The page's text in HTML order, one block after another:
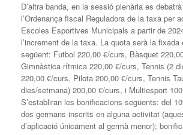
D’altra banda, en la sessió plenària es
l’Ordenança fiscal Reguladora de la taxa per
Escoles Esportives Municipals a partir de
l’increment de la taxa. La quota serà la fixada
següent: Futbol 220,00 €/curs, Bàsquet
Gimnàstica rítmica 220,00 €/curs, Tennis (2
220,00 €/curs, Pilota 200,00 €/curs, Tennis
dies/setmana) 200,00 €/curs, i Multiesport
S’establiran les bonificacions següents: del
dos germans inscrits en alguna activitat
d’aplicació únicament al germà menor);